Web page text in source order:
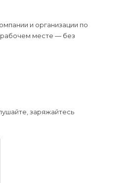
и организации по
рабочем месте — без
заряжайтесь